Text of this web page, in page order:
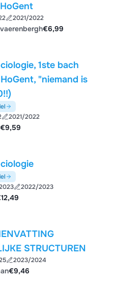
2021/2022
€6,99
"niemand is
2021/2022
€9,59
2022/2023
STRUCTUREN
2023/2024
€9,46